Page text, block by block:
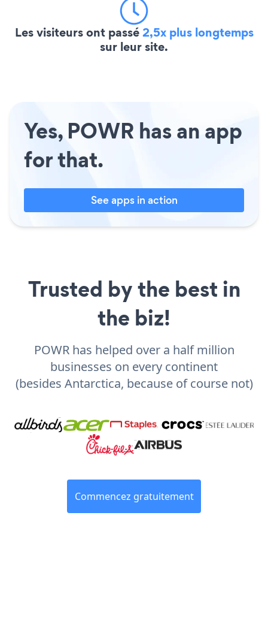
Les visiteurs ont passé2,5x plus longtemps
sur leur site.
Yes, POWR has an app
for that.
See apps in action
Trusted by the best in
the biz!
POWR has helped over a half million
businesses on every continent
(besides Antarctica, because of course not)
Commencez gratuitement